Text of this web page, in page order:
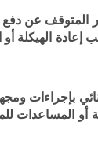
إعادة
بإجراءات
المساعدات